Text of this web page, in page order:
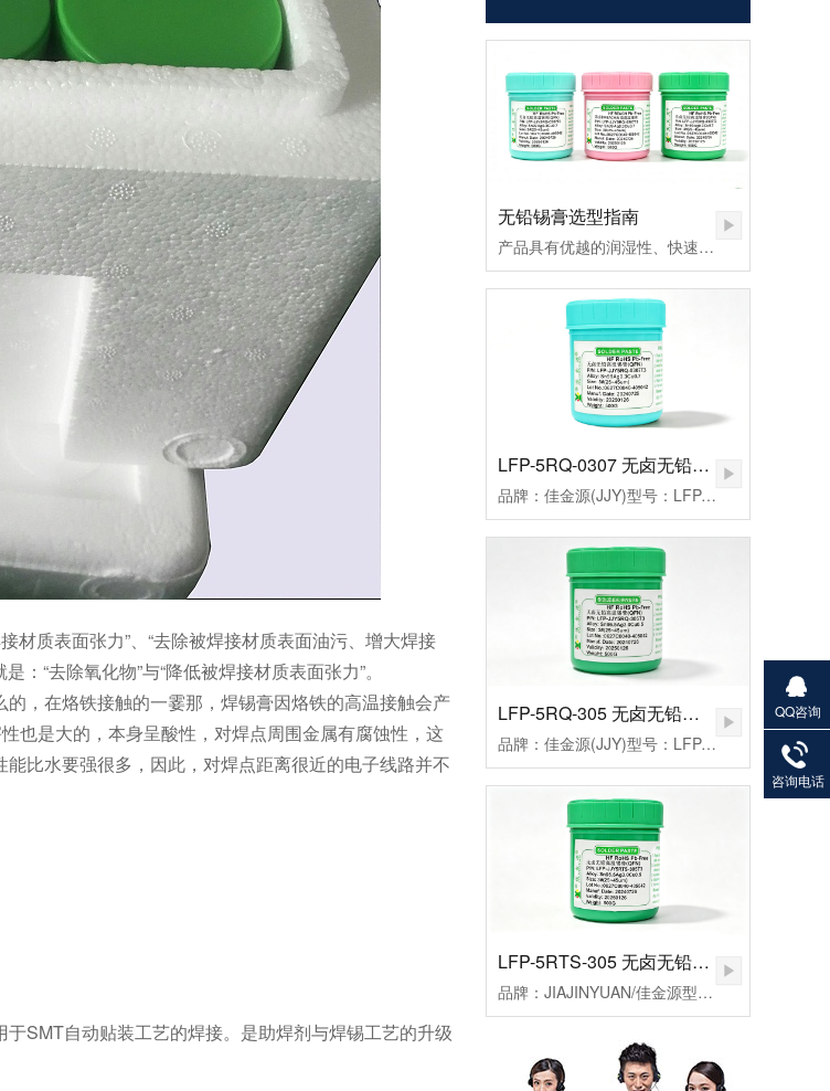
材质表面张力”、“去除被焊接材质表面油污、增大焊接
“去除氧化物”与“降低被焊接材质表面张力”。
，在烙铁接触的一霎那，焊锡膏因烙铁的高温接触会产
也是大的，本身呈酸性，对焊点周围金属有腐蚀性，这
比水要强很多，因此，对焊点距离很近的电子线路并不
SMT自动贴装工艺的焊接。是助焊剂与焊锡工艺的升级
无铅锡膏选型指南
产品具有优越的润湿性、快速点焊、拖焊、低残留和免清洗等特点，符合国际环保ROHS、REACH、PAHs、Phthalates等标准的限制，还从而帮您实现环保发展无忧无虑。
LFP-5RQ-0307 无卤无铅高温锡膏
品牌：佳金源(JJY)型号：LFP-JJY5RQ-0307T3合金成分：Sn99Ag0.3Cu0.7颗粒度：3#(25-45um）粘度：190±20Pa.S活性：高活性熔点：221-227℃峰值温度：235-255（℃）规格：500克/瓶
LFP-5RQ-305 无卤无铅高温锡膏
品牌：佳金源(JJY)型号：LFP-JJY5RQ-305T3合金成分：Sn96.5Ag3.0Cu0.5颗粒度：3#(25-45um）粘度：190±20Pa.S活性：高活性熔点：217℃峰值温度：235-255（℃）规格：500克/瓶
LFP-5RTS-305 无卤无铅高温锡膏
品牌：JIAJINYUAN/佳金源型号：LFP-JJY5RTS-305T3合金成分：Sn96.5Ag3.0Cu0.5颗粒度：3#(25-45um）粘度：185±20Pa.S活性：较高活性熔点：217℃峰值温度：235-255℃规格：500克/瓶
QQ咨询
27901383
82
咨询电话